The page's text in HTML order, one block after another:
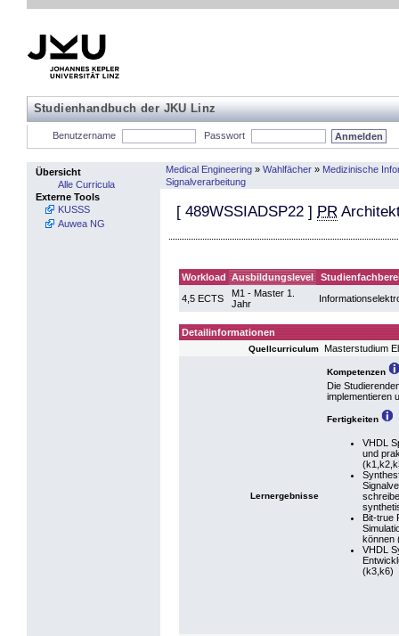
Studienhandbuch der JKU Linz
Benutzername Passwort
Übersicht
Alle Curricula
Externe Tools
KUSSS
Auwea NG
Medical Engineering » Wahlfächer » Medizinische
Signalverarbeitung
[ 489WSSIADSP22 ] PR
Workload Ausbildungslevel
4,5 ECTS
M1 - Master 1.
Jahr
Detailinformationen
Quellcurriculum Masterstudium
Lernergebnisse
Kompetenzen
Die
implementieren
Fertigkeiten
VHDL
und
Bit-true
können
VHDL
(k3,k6)